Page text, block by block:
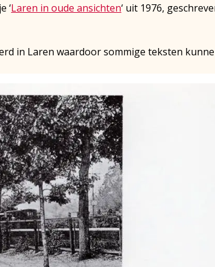
‘Laren in oude ansichten‘ uit 1976,
in Laren waardoor sommige teksten